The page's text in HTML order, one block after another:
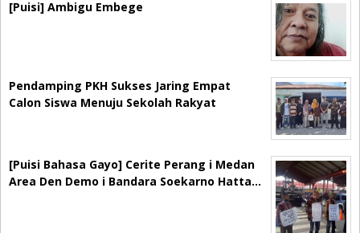
[Puisi] Ambigu Embege
Pendamping PKH Sukses Jaring Empat
Calon Siswa Menuju Sekolah Rakyat
[Puisi Bahasa Gayo] Cerite Perang i Medan
Area Den Demo i Bandara Soekarno Hatta…